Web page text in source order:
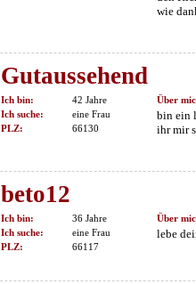
wie
Gutaussehend
Ich bin:
42 Jahre
Ich suche:
eine Frau
PLZ:
66130
Über
bin ein
ihr mir
beto12
Ich bin:
36 Jahre
Ich suche:
eine Frau
PLZ:
66117
Über
lebe